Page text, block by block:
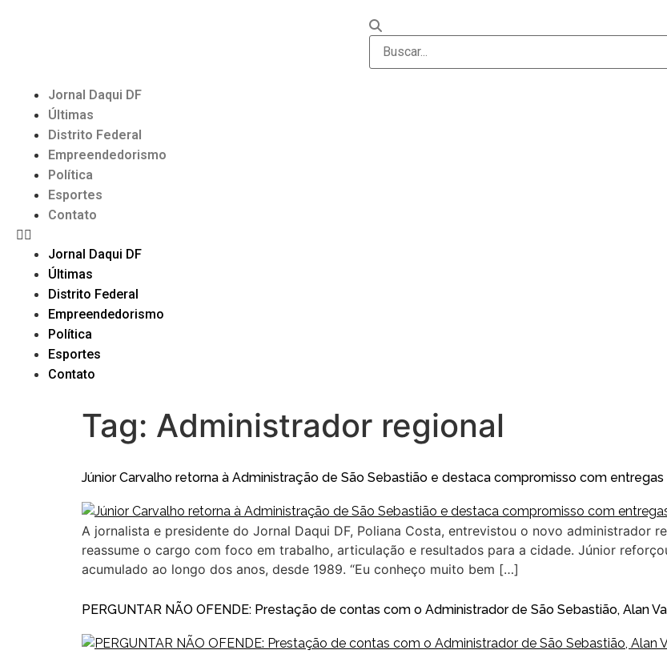
Jornal Daqui DF
Últimas
Distrito Federal
Empreendedorismo
Política
Esportes
Contato
Jornal Daqui DF
Últimas
Distrito Federal
Empreendedorismo
Política
Esportes
Contato
Tag: Administrador regional
Júnior Carvalho retorna à Administração de São Sebastião e destaca compromisso com
A jornalista e presidente do Jornal Daqui DF, Poliana Costa, entrevistou o novo administrador
reassume o cargo com foco em trabalho, articulação e resultados para a cidade. Júnior
acumulado ao longo dos anos, desde 1989. “Eu conheço muito bem […]
PERGUNTAR NÃO OFENDE: Prestação de contas com o Administrador de São Sebastião, Alan